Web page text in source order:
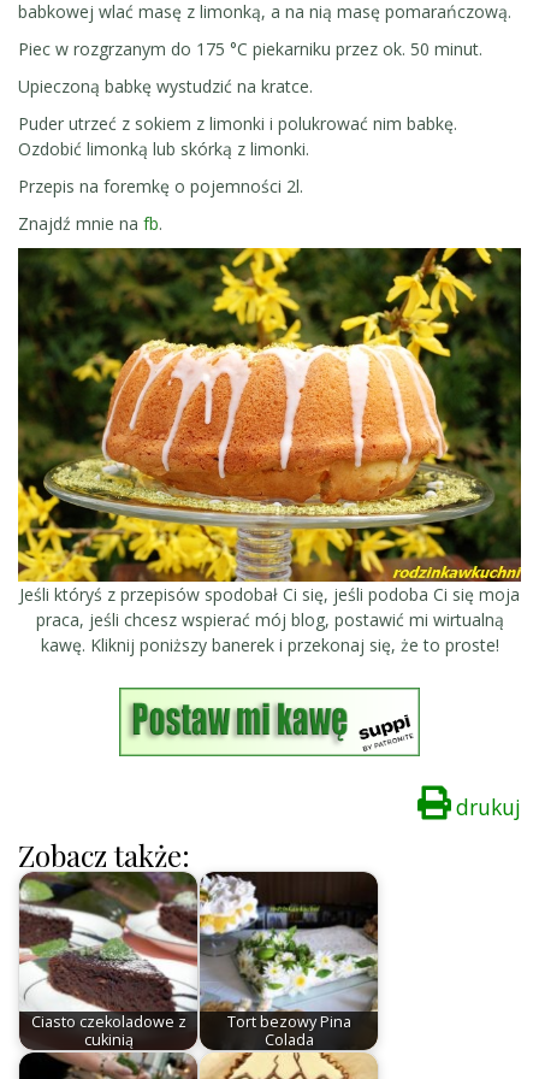
babkowej wlać masę z limonką, a na nią masę pomarańczową.
Piec w rozgrzanym do 175 °C piekarniku przez ok. 50 minut.
Upieczoną babkę wystudzić na kratce.
Puder utrzeć z sokiem z limonki i polukrować nim babkę.
Ozdobić limonką lub skórką z limonki.
Przepis na foremkę o pojemności 2l.
Znajdź mnie na fb.
Jeśli któryś z przepisów spodobał Ci się, jeśli podoba Ci się moja
praca, jeśli chcesz wspierać mój blog, postawić mi wirtualną
kawę. Kliknij poniższy banerek i przekonaj się, że to proste!
drukuj
Zobacz także:
Ciasto czekoladowe z
cukinią
Tort bezowy Pina
Colada